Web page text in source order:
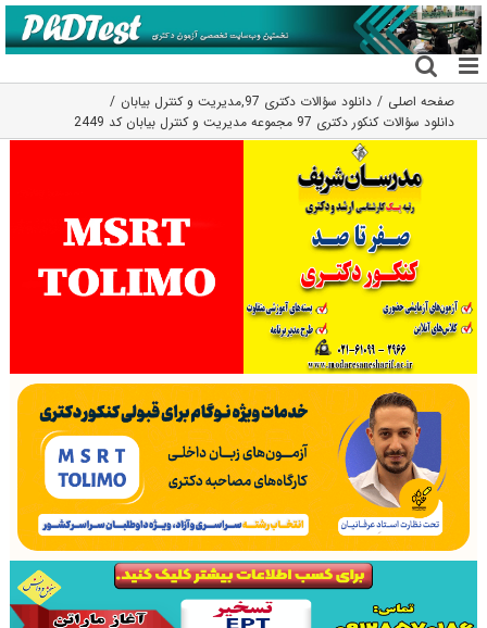
رفتن
به
محتوا
صفحه اصلی دانلود سؤالات دکتری 97 ,مديريت و كنترل بيابان
دانلود سؤالات کنکور دکتری 97 مجموعه مدیریت و کنترل بیابان کد 2449